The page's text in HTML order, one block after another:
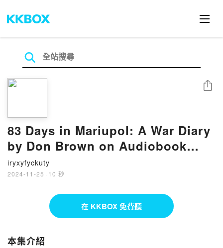
83 Days in Mariupol: A War Diary
by Don Brown on Audiobook
New
iryxyfyckuty
2024-11-25 · 10 秒
分享
在 KKBOX 免費聽
本集介紹